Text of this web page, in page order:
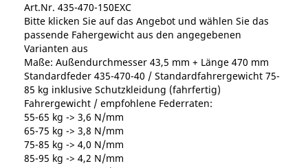
Art.Nr. 435-470-150EXC
Bitte klicken Sie auf das Angebot und wählen Sie das
passende Fahergewicht aus den angegebenen
Varianten aus
Maße: Außendurchmesser 43,5 mm + Länge 470 mm
Standardfeder 435-470-40 / Standardfahrergewicht 75-
85 kg inklusive Schutzkleidung (fahrfertig)
Fahrergewicht / empfohlene Federraten:
55-65 kg -> 3,6 N/mm
65-75 kg -> 3,8 N/mm
75-85 kg -> 4,0 N/mm
85-95 kg -> 4,2 N/mm